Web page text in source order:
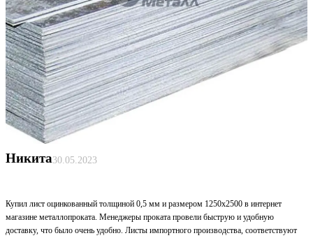
Никита30.05.2023
Купил лист оцинкованный толщиной 0,5 мм и размером 1250x2500 в интернет
магазине металлопроката. Менеджеры проката провели быструю и удобную
доставку, что было очень удобно. Листы импортного производства, соответствуют